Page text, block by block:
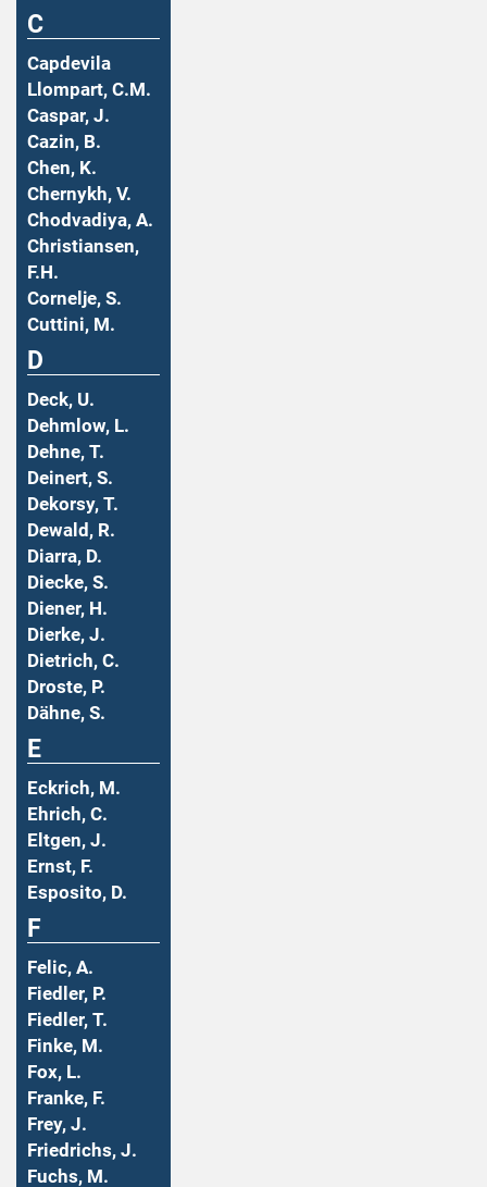
C
Capdevila
Llompart, C.M.
Caspar, J.
Cazin, B.
Chen, K.
Chernykh, V.
Chodvadiya, A.
Christiansen,
F.H.
Cornelje, S.
Cuttini, M.
D
Deck, U.
Dehmlow, L.
Dehne, T.
Deinert, S.
Dekorsy, T.
Dewald, R.
Diarra, D.
Diecke, S.
Diener, H.
Dierke, J.
Dietrich, C.
Droste, P.
Dähne, S.
E
Eckrich, M.
Ehrich, C.
Eltgen, J.
Ernst, F.
Esposito, D.
F
Felic, A.
Fiedler, P.
Fiedler, T.
Finke, M.
Fox, L.
Franke, F.
Frey, J.
Friedrichs, J.
Fuchs, M.